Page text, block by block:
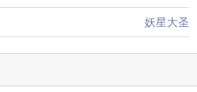
妖星大圣